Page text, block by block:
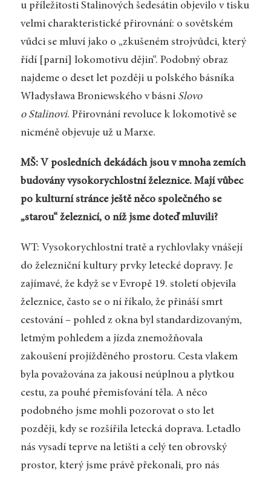
u příležitosti Stalinových šedesátin objevilo v tisku
velmi charakteristické přirovnání: o sovětském
vůdci se mluví jako o „zkušeném strojvůdci, který
řídí [parní] lokomotivu dějin“. Podobný obraz
najdeme o deset let později u polského básníka
Władysława Broniewského v básni Slovo
o Stalinovi. Přirovnání revoluce k lokomotivě se
nicméně objevuje už u Marxe.
MŠ: V posledních dekádách jsou v mnoha zemích
budovány vysokorychlostní železnice. Mají vůbec
po kulturní stránce ještě něco společného se
„starou“ železnicí, o níž jsme doteď mluvili?
WT: Vysokorychlostní tratě a rychlovlaky vnášejí
do železniční kultury prvky letecké dopravy. Je
zajímavé, že když se v Evropě 19. století objevila
železnice, často se o ní říkalo, že přináší smrt
cestování – pohled z okna byl standardizovaným,
letmým pohledem a jízda znemožňovala
zakoušení projížděného prostoru. Cesta vlakem
byla považována za jakousi neúplnou a plytkou
cestu, za pouhé přemisťování těla. A něco
podobného jsme mohli pozorovat o sto let
později, kdy se rozšířila letecká doprava. Letadlo
nás vysadí teprve na letišti a celý ten obrovský
prostor, který jsme právě překonali, pro nás